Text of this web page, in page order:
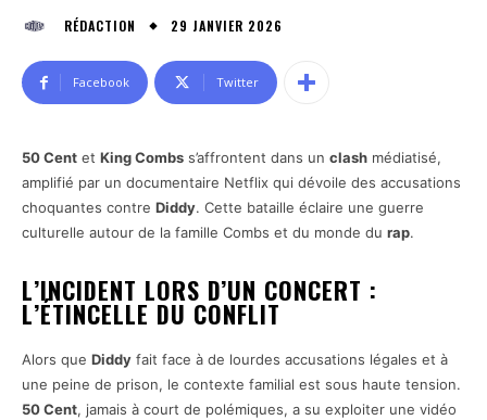
RÉDACTION 29 JANVIER 2026
Facebook Twitter
50 Cent et King Combs s’affrontent dans un clash médiatisé,
amplifié par un documentaire Netflix qui dévoile des accusations
choquantes contre Diddy. Cette bataille éclaire une guerre
culturelle autour de la famille Combs et du monde du rap.
L’INCIDENT LORS D’UN CONCERT :
L’ÉTINCELLE DU CONFLIT
Alors que Diddy fait face à de lourdes accusations légales et à
une peine de prison, le contexte familial est sous haute tension.
50 Cent, jamais à court de polémiques, a su exploiter une vidéo